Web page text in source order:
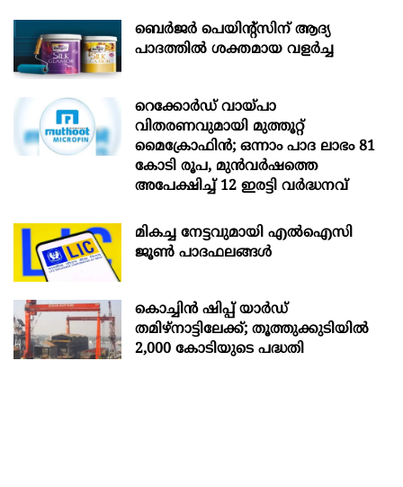
ബെർജർ പെയിന്റ്സിന് ആദ്യ
പാദത്തിൽ ശക്തമായ വളർച്ച
റെക്കോർഡ് വായ്പാ
വിതരണവുമായി മുത്തൂറ്റ്
മൈക്രോഫിൻ; ഒന്നാം പാദ ലാഭം 81
കോടി രൂപ, മുൻവർഷത്തെ
അപേക്ഷിച്ച് 12 ഇരട്ടി വർദ്ധനവ്
മികച്ച നേട്ടവുമായി എൽഐസി
ജൂൺ പാദഫലങ്ങൾ
കൊച്ചിന്‍ ഷിപ്പ് യാർഡ്
തമിഴ്നാട്ടിലേക്ക്; തൂത്തുക്കുടിയിൽ
2,000 കോടിയുടെ പദ്ധതി